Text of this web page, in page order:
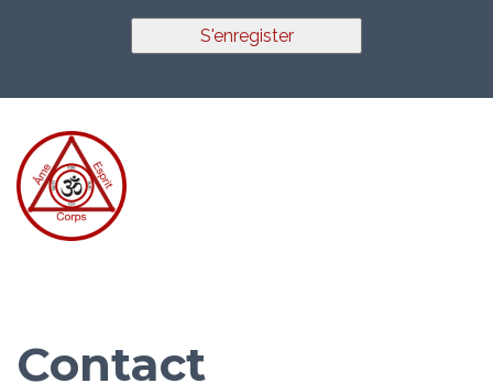
S'enregister
Contact